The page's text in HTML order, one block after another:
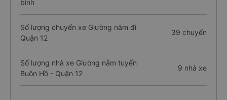
bình
Số lượng chuyến xe Giường nằm đi
Quận 12
39 chuyến
Số lượng nhà xe Giường nằm tuyến
Buôn Hồ - Quận 12
9 nhà xe